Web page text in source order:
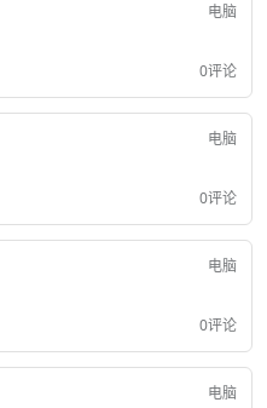
电脑
0评论
电脑
0评论
电脑
0评论
电脑